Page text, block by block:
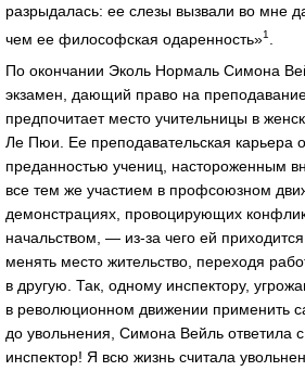
разрыдалась: ее слезы вызвали во мне
чем ее философская одаренность»1
По окончании Эколь Нормаль Симона
экзамен, дающий право на
предпочитает место учительницы в
Ле Пюи. Ее преподавательская карьера
преданностью учениц, настороженным
все тем же участием в профсоюзном
демонстрациях, провоцирующих
начальством, — из-за чего ей
менять место жительство, переходя
в другую. Так, одному инспектору,
в революционном движении применить
до увольнения, Симона Вейль ответила
инспектор! Я всю жизнь считала